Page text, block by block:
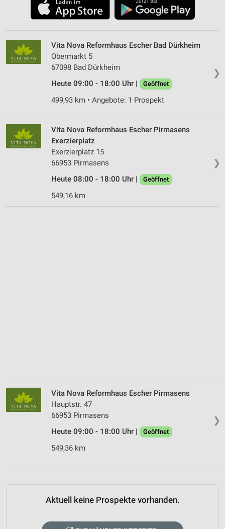
❯
Vita Nova Reformhaus Escher Bad Dürkheim
Obermarkt 5
67098 Bad Dürkheim
Heute 09:00 - 18:00 Uhr |
Geöffnet
499,93 km • Angebote: 1 Prospekt
❯
Vita Nova Reformhaus Escher Pirmasens
Exerzierplatz
Exerzierplatz 15
66953 Pirmasens
Heute 08:00 - 18:00 Uhr |
Geöffnet
549,16 km
❯
Vita Nova Reformhaus Escher Pirmasens
Hauptstr. 47
66953 Pirmasens
Heute 09:00 - 18:00 Uhr |
Geöffnet
549,36 km
Aktuell keine Prospekte vorhanden.